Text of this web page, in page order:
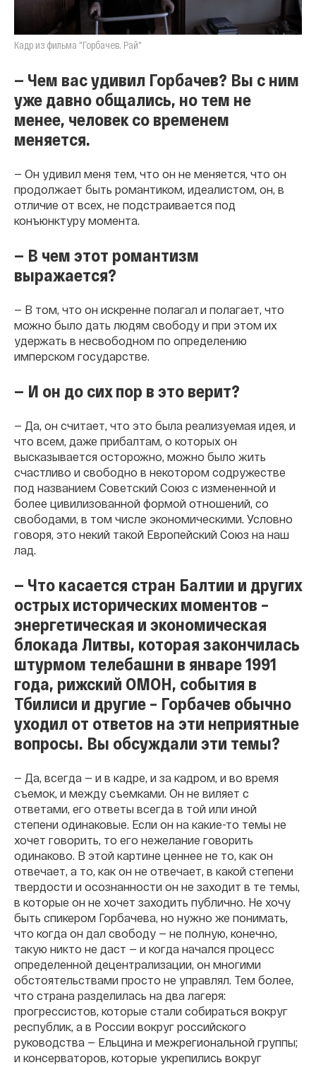
Кадр из фильма "Горбачев. Рай"
— Чем вас удивил Горбачев? Вы с ним
уже давно общались, но тем не
менее, человек со временем
меняется.
— Он удивил меня тем, что он не меняется, что он
продолжает быть романтиком, идеалистом, он, в
отличие от всех, не подстраивается под
конъюнктуру момента.
— В чем этот романтизм
выражается?
— В том, что он искренне полагал и полагает, что
можно было дать людям свободу и при этом их
удержать в несвободном по определению
имперском государстве.
— И он до сих пор в это верит?
— Да, он считает, что это была реализуемая идея, и
что всем, даже прибалтам, о которых он
высказывается осторожно, можно было жить
счастливо и свободно в некотором содружестве
под названием Советский Союз с измененной и
более цивилизованной формой отношений, со
свободами, в том числе экономическими. Условно
говоря, это некий такой Европейский Союз на наш
лад.
— Что касается стран Балтии и других
острых исторических моментов –
энергетическая и экономическая
блокада Литвы, которая закончилась
штурмом телебашни в январе 1991
года, рижский ОМОН, события в
Тбилиси и другие – Горбачев обычно
уходил от ответов на эти неприятные
вопросы. Вы обсуждали эти темы?
— Да, всегда — и в кадре, и за кадром, и во время
съемок, и между съемками. Он не виляет с
ответами, его ответы всегда в той или иной
степени одинаковые. Если он на какие-то темы не
хочет говорить, то его нежелание говорить
одинаково. В этой картине ценнее не то, как он
отвечает, а то, как он не отвечает, в какой степени
твердости и осознанности он не заходит в те темы,
в которые он не хочет заходить публично. Не хочу
быть спикером Горбачева, но нужно же понимать,
что когда он дал свободу — не полную, конечно,
такую никто не даст — и когда начался процесс
определенной децентрализации, он многими
обстоятельствами просто не управлял. Тем более,
что страна разделилась на два лагеря:
прогрессистов, которые стали собираться вокруг
республик, а в России вокруг российского
руководства — Ельцина и межрегиональной группы;
и консерваторов, которые укрепились вокруг